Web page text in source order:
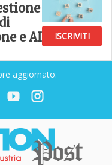
e AI
ISCRIVITI
aggiornato: